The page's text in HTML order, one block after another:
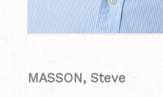
MASSON, Steve